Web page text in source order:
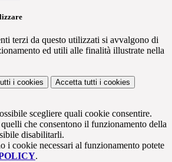
terzi da questo utilizzati si avvalgono di
ed utili alle finalità illustrate nella
i cookies Accetta tutti i cookies
scegliere quali cookie consentire.
che consentono il funzionamento della
disabilitarli.
i cookie necessari al funzionamento potete
.